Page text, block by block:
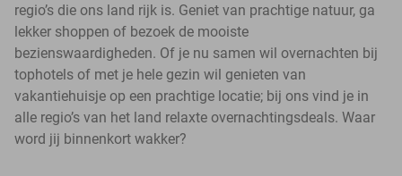
regio’s die ons land rijk is. Geniet van prachtige natuur, ga
lekker shoppen of bezoek de mooiste
bezienswaardigheden. Of je nu samen wil overnachten bij
tophotels of met je hele gezin wil genieten van
vakantiehuisje op een prachtige locatie; bij ons vind je in
alle regio’s van het land relaxte overnachtingsdeals. Waar
word jij binnenkort wakker?